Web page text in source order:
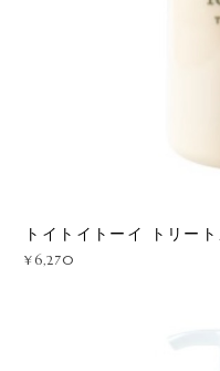
トイトイトーイ トリー
¥6,270